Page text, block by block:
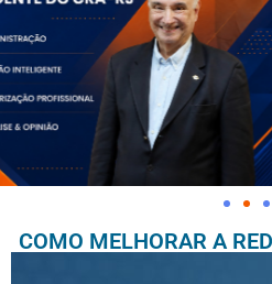
COMO MELHORAR A